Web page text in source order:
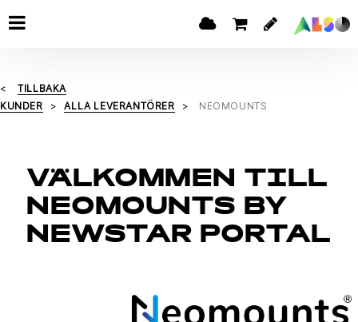
TILLBAKA
KUNDER
ALLA LEVERANTÖRER NEOMOUNTS
VÄLKOMMEN TILL
NEOMOUNTS BY
NEWSTAR PORTAL